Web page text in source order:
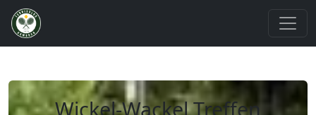
Wickel-Wackel Treffen